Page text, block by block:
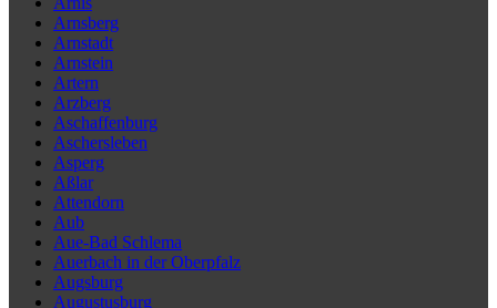
Arnsberg
Arnstadt
Arnstein
Artern
Arzberg
Aschaffenburg
Aschersleben
Asperg
Aßlar
Attendorn
Aub
Aue-Bad Schlema
Auerbach in der Oberpfalz
Augsburg
Augustusburg